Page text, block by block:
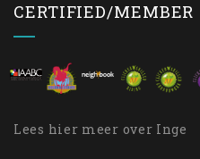
CERTIFIED/MEMBER
Lees hier meer over Inge